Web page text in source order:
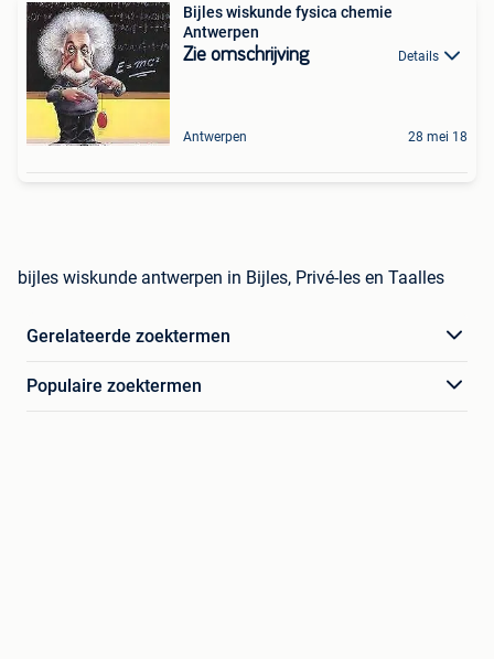
Bijles wiskunde fysica chemie
Antwerpen
Zie omschrijving Details
Antwerpen 28 mei 18
bijles wiskunde antwerpen in Bijles, Privé-les en Taalles
Gerelateerde zoektermen
Populaire zoektermen